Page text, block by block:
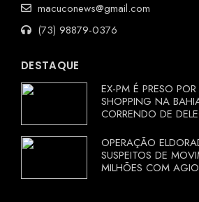
macuconews@gmail.com
(73) 98879-0376
DESTAQUE
EX-PM É PRESO
SHOPPING NA
CORRENDO DE
OPERAÇÃO
SUSPEITOS DE
MILHÕES COM